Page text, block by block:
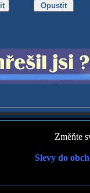
Změňte
Slevy do